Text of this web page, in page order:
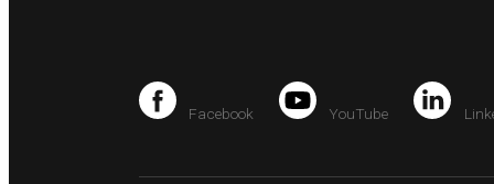
Facebook YouTube